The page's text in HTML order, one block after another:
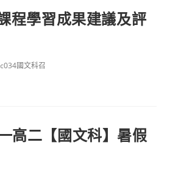
程學習成果建議及評
國文科召
高二【國文科】暑假